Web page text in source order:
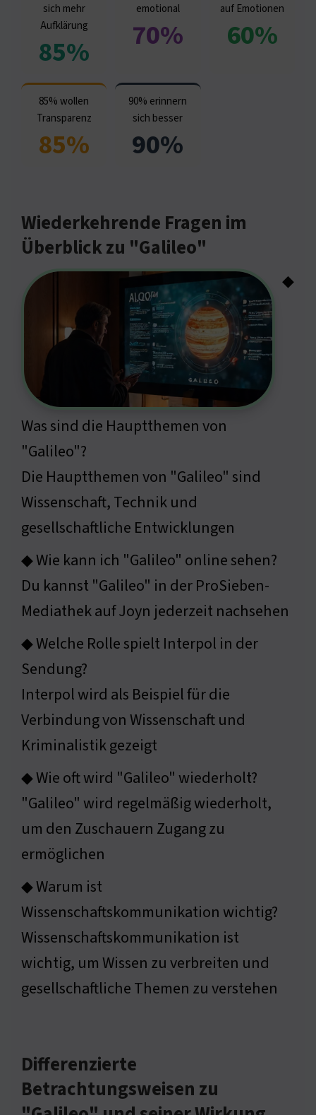
sich mehr
Aufklärung
85%
emotional
70%
auf Emotionen
60%
85% wollen
Transparenz
85%
90% erinnern
sich besser
90%
Wiederkehrende Fragen im
Überblick zu "Galileo"
◆
Was sind die Hauptthemen von
"Galileo"?
Die Hauptthemen von "Galileo" sind
Wissenschaft, Technik und
gesellschaftliche Entwicklungen
◆ Wie kann ich "Galileo" online sehen?
Du kannst "Galileo" in der ProSieben-
Mediathek auf Joyn jederzeit nachsehen
◆ Welche Rolle spielt Interpol in der
Sendung?
Interpol wird als Beispiel für die
Verbindung von Wissenschaft und
Kriminalistik gezeigt
◆ Wie oft wird "Galileo" wiederholt?
"Galileo" wird regelmäßig wiederholt,
um den Zuschauern Zugang zu
ermöglichen
◆ Warum ist
Wissenschaftskommunikation wichtig?
Wissenschaftskommunikation ist
wichtig, um Wissen zu verbreiten und
gesellschaftliche Themen zu verstehen
Differenzierte
Betrachtungsweisen zu